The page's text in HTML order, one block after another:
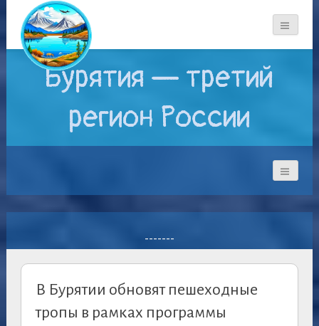
Бурятия — третий
регион России
-------
В Бурятии обновят пешеходные
тропы в рамках программы